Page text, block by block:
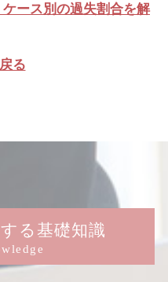
ース別の過失割合を解
る
る基礎知識